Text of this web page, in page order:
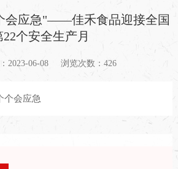
会应急"——佳禾食品迎接全国
22个安全生产月
2023-06-08 浏览次数：426
个会应急